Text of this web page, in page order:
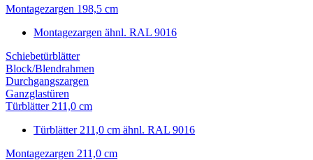
Montagezargen 198,5 cm
Montagezargen ähnl. RAL 9016
Schiebetürblätter
Block/Blendrahmen
Durchgangszargen
Ganzglastüren
Türblätter 211,0 cm
Türblätter 211,0 cm ähnl. RAL 9016
Montagezargen 211,0 cm